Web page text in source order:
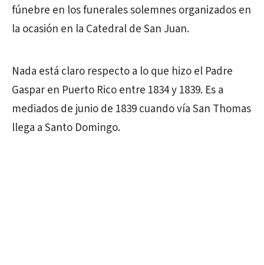
fúnebre en los funerales solemnes organizados en
la ocasión en la Catedral de San Juan.
Nada está claro respecto a lo que hizo el Padre
Gaspar en Puerto Rico entre 1834 y 1839. Es a
mediados de junio de 1839 cuando vía San Thomas
llega a Santo Domingo.